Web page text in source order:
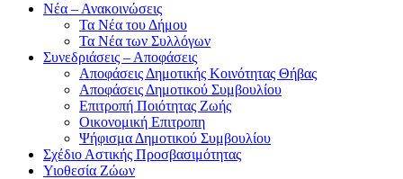
Νέα – Ανακοινώσεις
Τα Νέα του Δήμου
Τα Νέα των Συλλόγων
Συνεδριάσεις – Αποφάσεις
Αποφάσεις Δημοτικής Κοινότητας Θήβας
Αποφάσεις Δημοτικού Συμβουλίου
Επιτροπή Ποιότητας Ζωής
Οικονομική Επιτροπη
Ψήφισμα Δημοτικού Συμβουλίου
Σχέδιο Αστικής Προσβασιμότητας
Υιοθεσία Ζώων